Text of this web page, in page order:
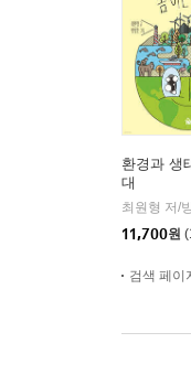
환경과 생
대
최원형 저/
11,700원
검색 페이